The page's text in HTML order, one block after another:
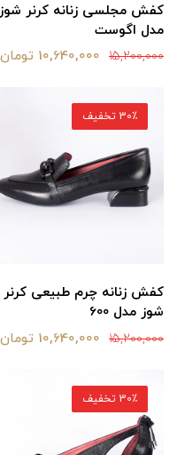
کفش مجلسی زنانه کرنر شوز
مدل اگوست
15,200,000 10,640,000 تومان
کفش زنانه چرم طبیعی کرنر
شوز مدل 600
15,200,000 10,640,000 تومان
30٪ تخفیف
30٪ تخفیف